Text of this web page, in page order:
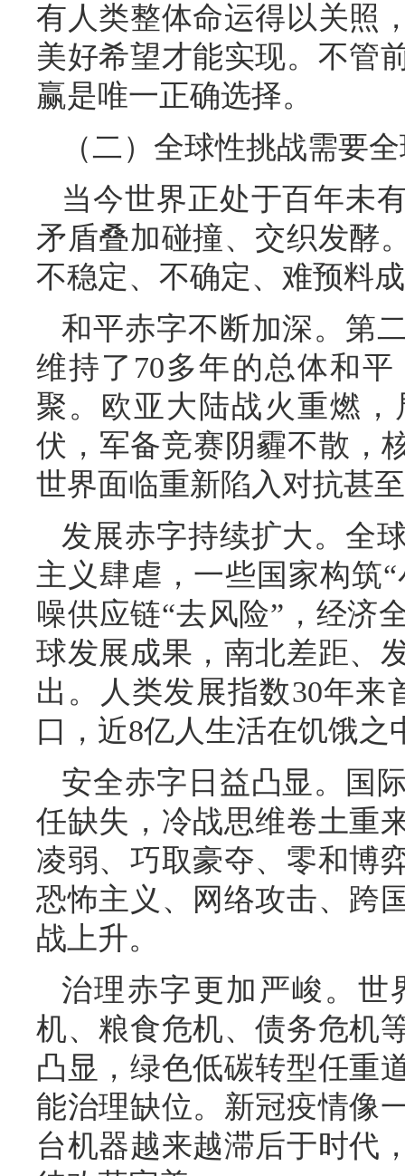
有人类整体命运得以关照
美好希望才能实现。不管
赢是唯一正确选择。
（二）全球性挑战需要
当今世界正处于百年未
矛盾叠加碰撞、交织发酵
不稳定、不确定、难预料
和平赤字不断加深。第
维持了70多年的总体和
聚。欧亚大陆战火重燃
伏，军备竞赛阴霾不散，
世界面临重新陷入对抗甚
发展赤字持续扩大。全
主义肆虐，一些国家构筑
噪供应链“去风险”，经济
球发展成果，南北差距、
出。人类发展指数30年来
口，近8亿人生活在饥饿之
安全赤字日益凸显。国
任缺失，冷战思维卷土重
凌弱、巧取豪夺、零和博
恐怖主义、网络攻击、跨
战上升。
治理赤字更加严峻。世
机、粮食危机、债务危机
凸显，绿色低碳转型任重
能治理缺位。新冠疫情像
台机器越来越滞后于时代